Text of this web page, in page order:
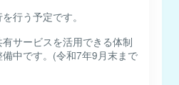
行う予定です。
サービスを活用できる体制
中です。(令和7年9月末まで